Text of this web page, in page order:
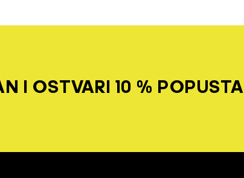
I OSTVARI 10 % POPUSTA